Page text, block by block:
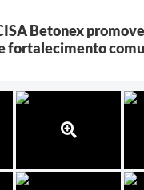
Betonex
fortalecimento